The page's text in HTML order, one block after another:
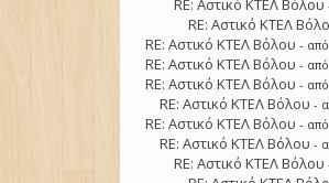
RE: Αστικό ΚΤΕΛ Βόλου
RE: Αστικό ΚΤΕΛ
RE: Αστικό ΚΤΕΛ Βόλου - από
RE: Αστικό ΚΤΕΛ Βόλου -
RE: Αστικό ΚΤΕΛ Βόλου - από
RE: Αστικό ΚΤΕΛ Βόλου -
RE: Αστικό ΚΤΕΛ Βόλου - από
RE: Αστικό ΚΤΕΛ Βόλου -
RE: Αστικό ΚΤΕΛ Βόλου